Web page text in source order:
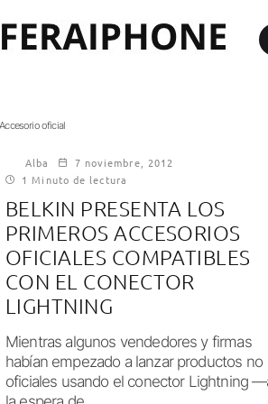
Accesorio oficial
oficial
Alba
7 noviembre, 2012
1 Minuto de lectura
BELKIN PRESENTA LOS
PRIMEROS ACCESORIOS
OFICIALES COMPATIBLES
CON EL CONECTOR
LIGHTNING
Mientras algunos vendedores y firmas
habían empezado a lanzar productos no
oficiales usando el conector Lightning